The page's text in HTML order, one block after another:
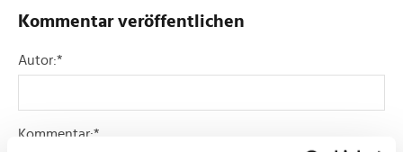
Kommentar veröffentlichen
Autor:*
Kommentar:*